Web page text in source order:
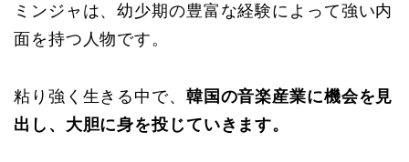
ミンジャは、幼少期の豊富な経験によって強い内
面を持つ人物です。
粘り強く生きる中で、 韓国の音楽産業に機会を見
出し、大胆に身を投じていきます。